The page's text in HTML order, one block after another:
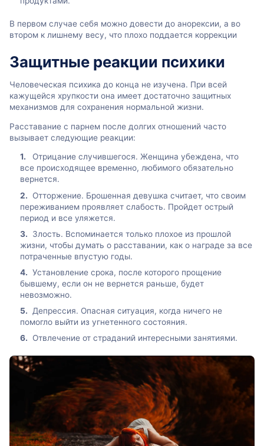
В первом случае себя можно довести до анорексии, а во
втором к лишнему весу, что плохо поддается коррекции
Защитные реакции психики
Человеческая психика до конца не изучена. При всей
кажущейся хрупкости она имеет достаточно защитных
механизмов для сохранения нормальной жизни.
Расставание с парнем после долгих отношений часто
вызывает следующие реакции:
Отрицание случившегося. Женщина убеждена, что
все происходящее временно, любимого обязательно
вернется.
Отторжение. Брошенная девушка считает, что своим
переживанием проявляет слабость. Пройдет острый
период и все уляжется.
Злость. Вспоминается только плохое из прошлой
жизни, чтобы думать о расставании, как о награде за все
потраченные впустую годы.
Установление срока, после которого прощение
бывшему, если он не вернется раньше, будет
невозможно.
Депрессия. Опасная ситуация, когда ничего не
помогло выйти из угнетенного состояния.
Отвлечение от страданий интересными занятиями.